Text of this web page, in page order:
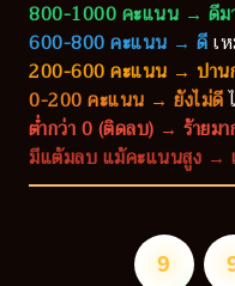
800-1000 คะแนน → ดีม
600-800 คะแนน → ดีเ
200-600 คะแนน → ปาน
0-200 คะแนน → ยังไม่ดี
ต่ำกว่า 0 (ติดลบ) → ร้ายมา
มีแต้มลบ แม้คะแนนสูง →
9